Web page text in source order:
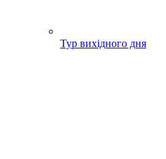
Тур вихідного дня